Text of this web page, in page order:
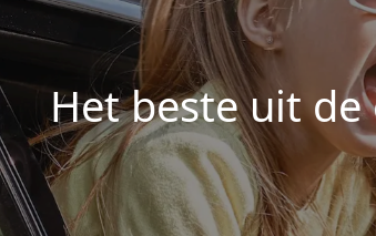
Het beste uit